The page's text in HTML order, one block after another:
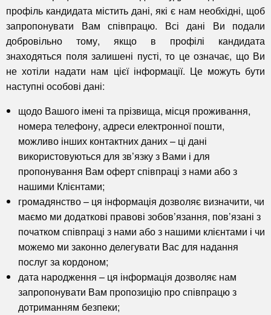
профіль кандидата містить дані, які є нам необхідні, щоб
запропонувати Вам співпрацю. Всі дані Ви подали
добровільно тому, якщо в профілі кандидата
знаходяться поля залишені пусті, то це означає, що Ви
не хотіли надати нам цієї інформації. Це можуть бути
наступні особові дані:
щодо Вашого імені та прізвища, місця проживання,
номера телефону, адреси електронної пошти,
можливо інших контактних даних– ці дані
використовуються для зв’язку з Вами і для
пропонування Вам оферт співпраці з нами або з
нашими Клієнтами;
громадянство– ця інформація дозволяє визначити, чи
маємо ми додаткові правові зобов’язання, пов’язані з
початком співпраці з нами або з нашими клієнтами і чи
можемо ми законно делегувати Вас для надання
послуг за кордоном;
дата народження – ця інформація дозволяє нам
запропонувати Вам пропозицію про співпрацю з
дотриманням безпеки;